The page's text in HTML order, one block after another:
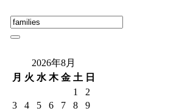
2026年8月
月 火 水 木 金 土 日
1
2
3
4 5 6 7 8
9